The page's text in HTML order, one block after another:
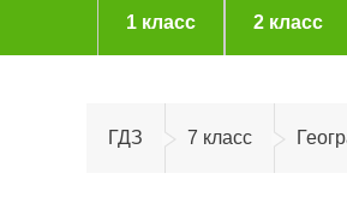
1 класс 2 класс
ГДЗ 7 класс